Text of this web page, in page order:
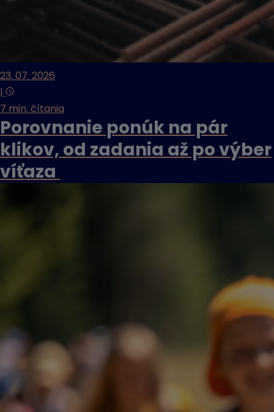
23. 07. 2026
|
7 min. čítania
Porovnanie ponúk na pár
klikov, od zadania až po výber
víťaza